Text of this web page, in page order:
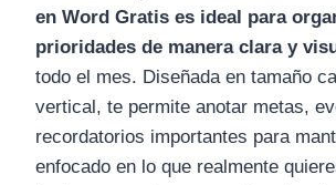
en Word Gratis es ideal para
prioridades de manera clara y
todo el mes. Diseñada en tamaño
vertical, te permite anotar metas,
recordatorios importantes para
enfocado en lo que realmente